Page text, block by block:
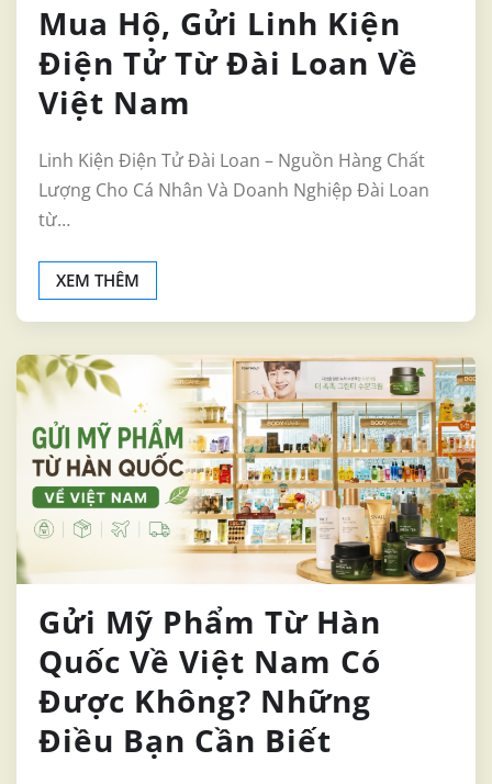
Mua Hộ, Gửi Linh Kiện
Điện Tử Từ Đài Loan Về
Việt Nam
Linh Kiện Điện Tử Đài Loan – Nguồn Hàng Chất
Lượng Cho Cá Nhân Và Doanh Nghiệp Đài Loan
từ…
XEM THÊM
Gửi Mỹ Phẩm Từ Hàn
Quốc Về Việt Nam Có
Được Không? Những
Điều Bạn Cần Biết